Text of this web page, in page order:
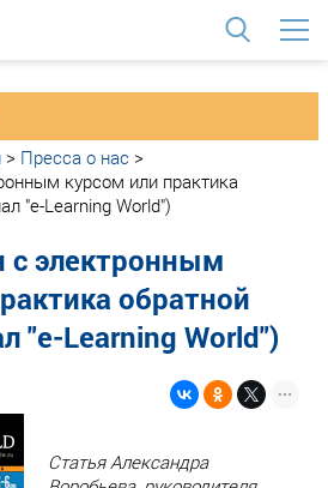
> Пресса о нас >
курсом или практика
"e-Learning World")
с электронным
обратной
"e-Learning World")
Статья Александра